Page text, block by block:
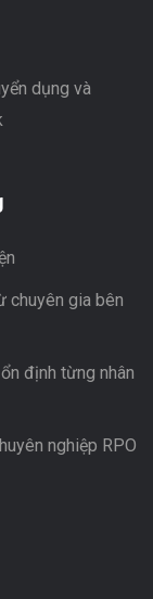
dụng và
chuyên gia bên
định từng nhân
nghiệp RPO